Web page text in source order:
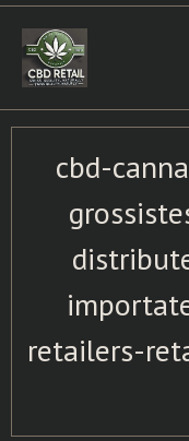
Skip
content
cbd-
retailers-